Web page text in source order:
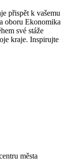
přispět k vašemu
oboru Ekonomika
své stáže
kraje. Inspirujte
města